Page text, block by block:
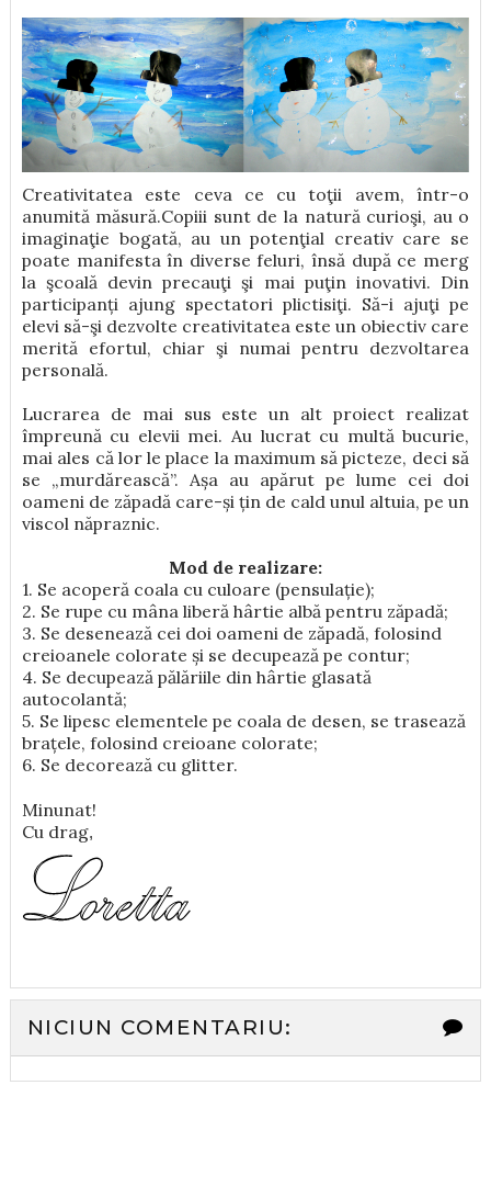
Creativitatea este ceva ce cu toţii avem, într-o
anumită măsură.Copiii sunt de la natură curioşi, au o
imaginaţie bogată, au un potenţial creativ care se
poate manifesta în diverse feluri, însă după ce merg
la şcoală devin precauţi şi mai puţin inovativi. Din
participanți ajung spectatori plictisiţi. Să-i ajuţi pe
elevi să-şi dezvolte creativitatea este un obiectiv care
merită efortul, chiar şi numai pentru dezvoltarea
personală.
Lucrarea de mai sus este un alt proiect realizat
împreună cu elevii mei. Au lucrat cu multă bucurie,
mai ales că lor le place la maximum să picteze, deci să
se „murdărească”. Așa au apărut pe lume cei doi
oameni de zăpadă care-și țin de cald unul altuia, pe un
viscol năpraznic.
Mod de realizare:
1. Se acoperă coala cu culoare (pensulație);
2. Se rupe cu mâna liberă hârtie albă pentru zăpadă;
3. Se desenează cei doi oameni de zăpadă, folosind
creioanele colorate și se decupează pe contur;
4. Se decupează pălăriile din hârtie glasată
autocolantă;
5. Se lipesc elementele pe coala de desen, se trasează
brațele, folosind creioane colorate;
6. Se decorează cu glitter.
Minunat!
Cu drag,
NICIUN COMENTARIU: